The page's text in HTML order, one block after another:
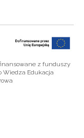
z funduszy
Wiedza Edukacja